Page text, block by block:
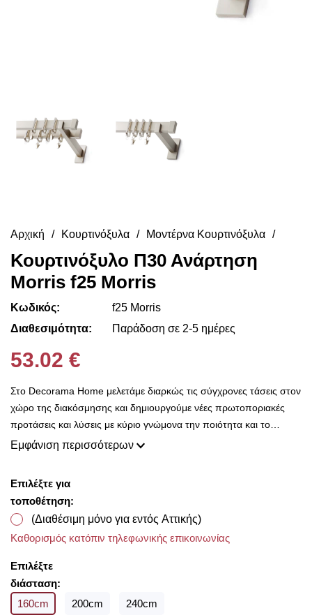
Αρχική Κουρτινόξυλα Μοντέρνα Κουρτινόξυλα
Κουρτινόξυλο Π30 Ανάρτηση
Morris f25 Morris
Κωδικός:
f25 Morris
Διαθεσιμότητα:
Παράδοση σε 2-5 ημέρες
53.02 €
Στο Decorama Home μελετάμε διαρκώς τις σύγχρονες τάσεις στον
χώρο της διακόσμησης και δημιουργούμε νέες πρωτοποριακές
προτάσεις και λύσεις με κύριο γνώμονα την ποιότητα και το
ασύγκριτο design, προκειμένου να είμαστε πάντοτε σε θέση να
ιδέες διακόσμησης, που ικανοποιούν ακόμη και τους πιο
απαιτητικούς! Στο Decorama Home έχουμε ως στόχο να
χαρίσουμε χρώμα και ασύγκριτο στυλ στο προσωπικό σας χώρο
και να τον αναδείξουμε με τον πιο όμορφο τρόπο!
δωρεάν μέτρηση υφασμάτων για να επιλέξετε μέσα από τις
υπέροχες συλλογές που διαθέτουμε από οίκους του
εξωτερικού σε προσιτές τιμές!!
Εμφάνιση περισσότερων
Επιλέξτε για
τοποθέτηση:
(Διαθέσιμη μόνο για εντός Αττικής)
Καθορισμός κατόπιν τηλεφωνικής επικοινωνίας
Επιλέξτε
διάσταση:
160cm
200cm 240cm